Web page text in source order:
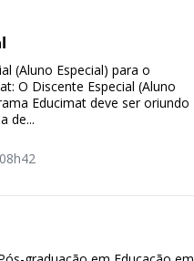
(Aluno Especial) para o
O Discente Especial (Aluno
Educimat deve ser oriundo
de...
08h42